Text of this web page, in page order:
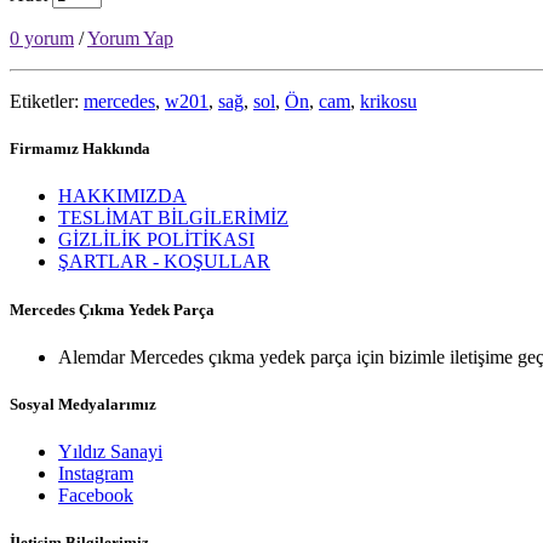
0 yorum /Yorum Yap
Etiketler: mercedes, w201 , sağ, sol, Ön, cam, krikosu
Firmamız Hakkında
HAKKIMIZDA
TESLİMAT BİLGİLERİMİZ
GİZLİLİK POLİTİKASI
ŞARTLAR - KOŞULLAR
Mercedes Çıkma Yedek Parça
Alemdar Mercedes çıkma yedek parça için bizimle iletişime
Sosyal Medyalarımız
Yıldız Sanayi
Instagram
Facebook